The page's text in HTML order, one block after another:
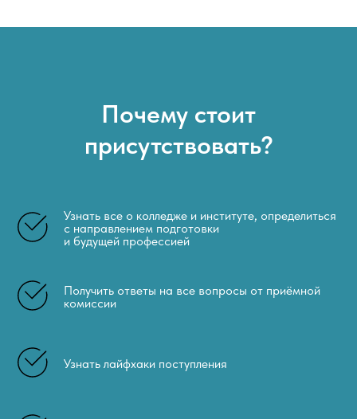
Почему стоит
присутствовать?
Узнать все о колледже и институте, определиться
с направлением подготовки
и будущей профессией
Получить ответы на все вопросы от приёмной
комиссии
Узнать лайфхаки поступления